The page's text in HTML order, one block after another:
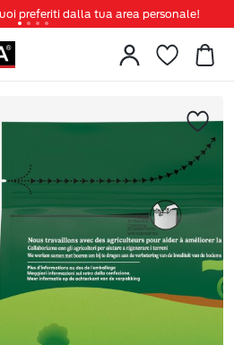
preferiti dalla tua area personale!
ti aspettano, non perderteli!
a partire da 49 €